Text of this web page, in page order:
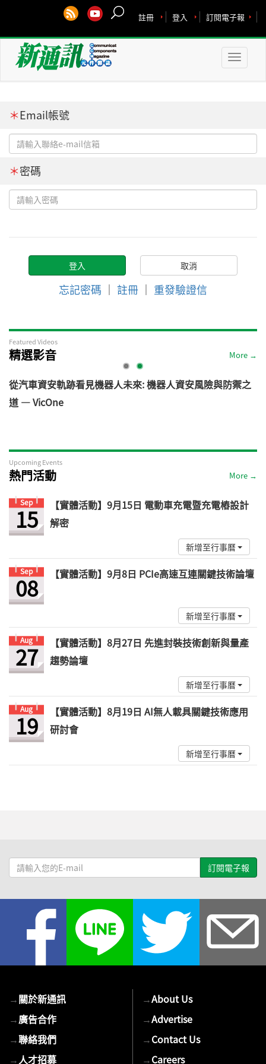
訂閱電子報
登入
註冊
Toggle
＊Email帳號
＊密碼
忘記密碼 ｜ 註冊 ｜ 重發驗證信
Featured Videos
精選影音 More →
從汽車資安軌跡看見機器人未來: 機器人資安風險與防禦之
道 — VicOne
Upcoming Events
熱門活動 More →
Sep
15
【實體活動】9月15日 電動車充電暨充電樁設計
解密
新增至行事曆
Sep
08 【實體活動】9月8日 PCIe高速互連關鍵技術論壇
新增至行事曆
Aug
27
【實體活動】8月27日 先進封裝技術創新與量產
趨勢論壇
新增至行事曆
Aug
19
【實體活動】8月19日 AI無人載具關鍵技術應用
研討會
新增至行事曆
請
輸
→關於新通訊
→廣告合作
→聯絡我們
→人才招募
→About Us
→Advertise
→Contact Us
→Careers